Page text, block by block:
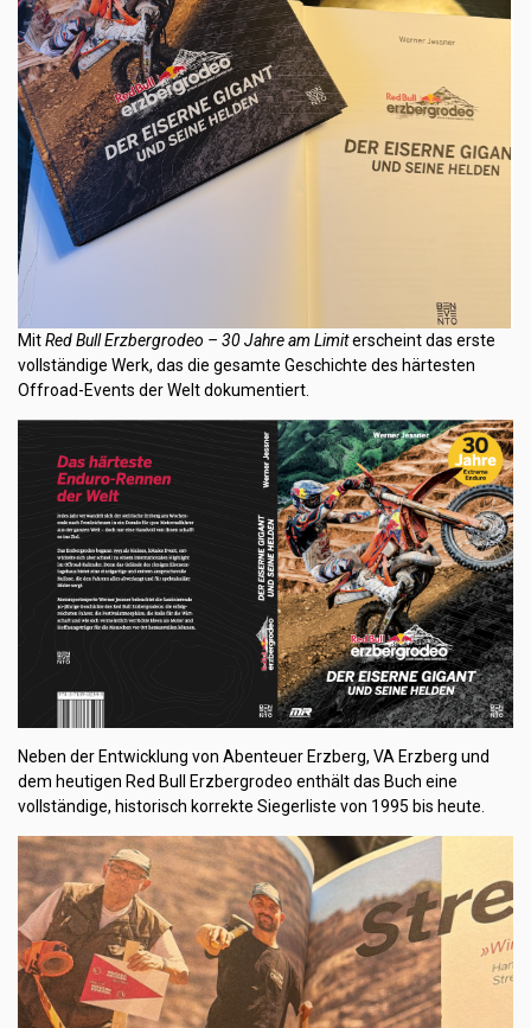
MitRed Bull Erzbergrodeo – 30 Jahre am Limiterscheint das erste
vollständige Werk, das die gesamte Geschichte des härtesten
Offroad-Events der Welt dokumentiert.
Neben der Entwicklung von Abenteuer Erzberg, VA Erzberg und
dem heutigen Red Bull Erzbergrodeo enthält das Buch eine
vollständige, historisch korrekte Siegerliste von 1995 bis heute.